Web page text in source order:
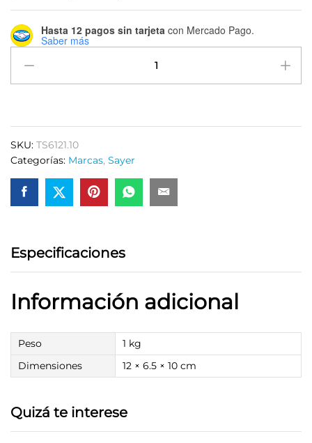
Hasta 12 pagos sin tarjeta con Mercado Pago.
Saber más
Sayer
Tinta
Acre
quantity
SKU: TS6121.10
Categorías: Marcas, Sayer
Especificaciones
Información adicional
Peso
1 kg
Dimensiones
12 × 6.5 × 10 cm
Quizá te interese